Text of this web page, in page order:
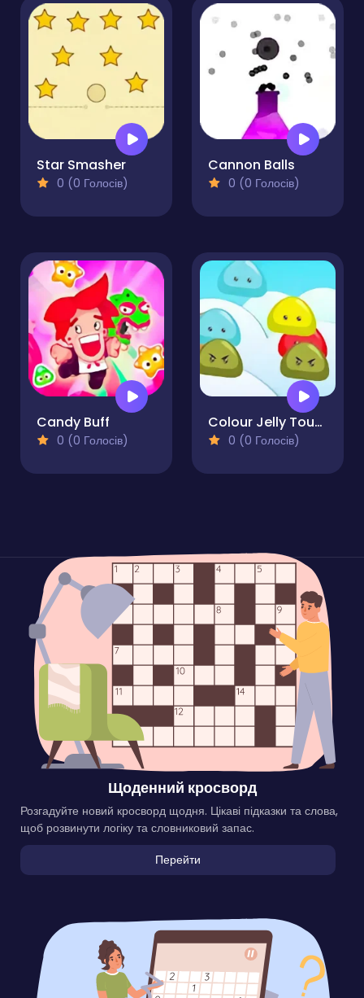
Star Smasher
0 (0 Голосів)
Cannon Balls
0 (0 Голосів)
Candy Buff
0 (0 Голосів)
Colour Jelly Touch
0 (0 Голосів)
Щоденний кросворд
Розгадуйте новий кросворд щодня. Цікаві підказки та слова,
щоб розвинути логіку та словниковий запас.
Перейти